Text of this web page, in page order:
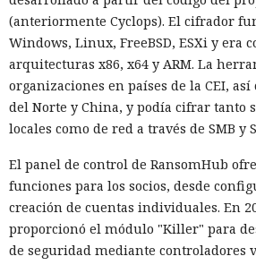
(anteriormente Cyclops). El cifrador
Windows, Linux, FreeBSD, ESXi y era
arquitecturas x86, x64 y ARM. La
organizaciones en países de la CEI, así
del Norte y China, y podía cifrar tanto
locales como de red a través de SMB y
El panel de control de RansomHub
funciones para los socios, desde
creación de cuentas individuales. En
proporcionó el módulo "Killer" para
de seguridad mediante controladores